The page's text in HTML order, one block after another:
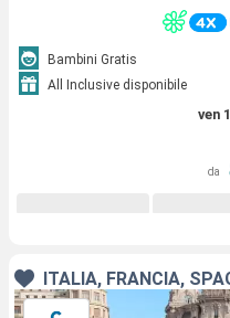
Bambini Gratis
All Inclusive disponibile
ven
da
ITALIA, FRANCIA,